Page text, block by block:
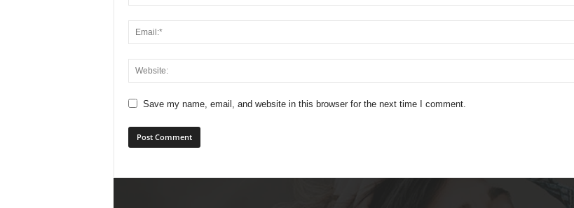
Save my name, email, and website in this browser for the next time I comment.